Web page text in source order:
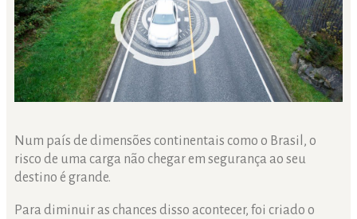
Num país de dimensões continentais como o Brasil, o
risco de uma carga não chegar em segurança ao seu
destino é grande.
Para diminuir as chances disso acontecer, foi criado o